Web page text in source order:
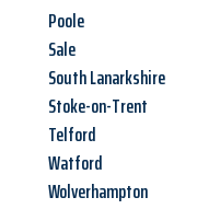
Poole
Sale
South Lanarkshire
Stoke-on-Trent
Telford
Watford
Wolverhampton